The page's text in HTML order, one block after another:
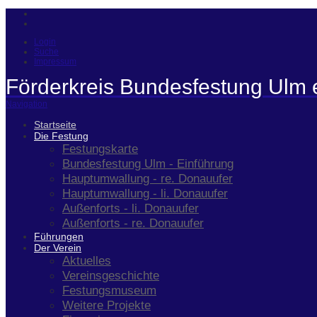
Login
Suche
Impressum
Förderkreis Bundesfestung Ulm
Navigation
Startseite
Die Festung
Festungskarte
Bundesfestung Ulm - Einführung
Hauptumwallung - re. Donauufer
Hauptumwallung - li. Donauufer
Außenforts - li. Donauufer
Außenforts - re. Donauufer
Führungen
Der Verein
Aktuelles
Vereinsgeschichte
Festungsmuseum
Weitere Projekte